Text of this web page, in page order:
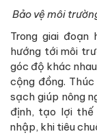
Bảo vệ môi
Trong giai đoạn
hướng tới môi
góc độ khác
cộng đồng.
sạch giúp nông
định, tạo lợi thế
nhập, khi tiêu